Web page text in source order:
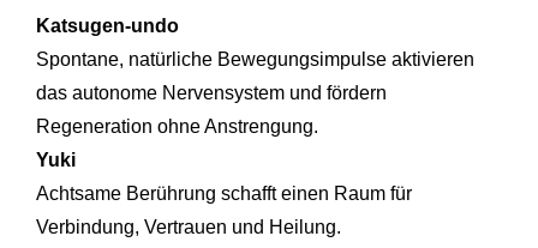
Katsugen-undo
Spontane, natürliche Bewegungsimpulse aktivieren
das autonome Nervensystem und fördern
Regeneration ohne Anstrengung.
Yuki
Achtsame Berührung schafft einen Raum für
Verbindung, Vertrauen und Heilung.